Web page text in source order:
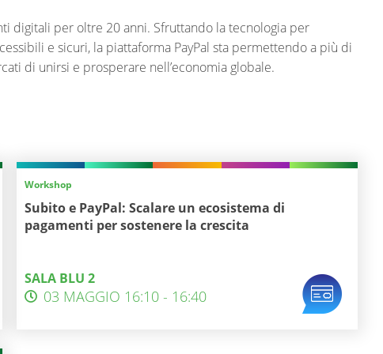
digitali per oltre 20 anni. Sfruttando la tecnologia per
e sicuri, la piattaforma PayPal sta permettendo a più di
di unirsi e prosperare nell’economia globale.
Workshop
Subito e PayPal: Scalare un ecosistema di
pagamenti per sostenere la crescita
SALA BLU 2
03 MAGGIO 16:10 - 16:40